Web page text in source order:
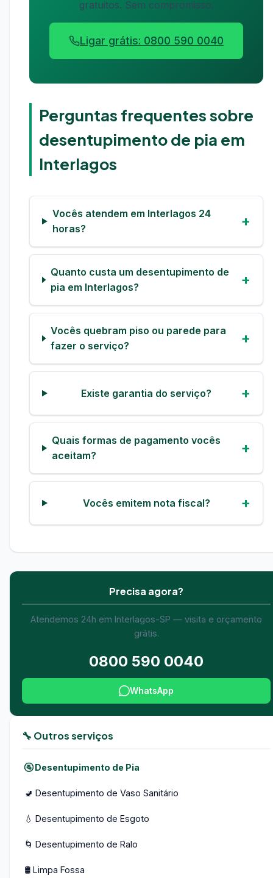
gratuitos. Sem compromisso.
Ligar grátis: 0800 590 0040
Perguntas frequentes sobre
desentupimento de pia em
Interlagos
Vocês atendem em Interlagos 24
horas?
Quanto custa um desentupimento de
pia em Interlagos?
Vocês quebram piso ou parede para
fazer o serviço?
Existe garantia do serviço?
Quais formas de pagamento vocês
aceitam?
Vocês emitem nota fiscal?
Precisa agora?
Atendemos 24h em Interlagos-SP — visita e orçamento
grátis.
0800 590 0040
WhatsApp
🔧 Outros serviços
🚰 Desentupimento de Pia
🚽 Desentupimento de Vaso Sanitário
💧 Desentupimento de Esgoto
🌀 Desentupimento de Ralo
🛢️ Limpa Fossa